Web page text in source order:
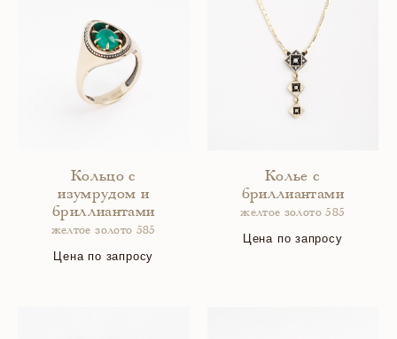
Кольцо с
изумрудом и
бриллиантами
желтое золото 585
Цена по запросу
Колье с
бриллиантами
желтое золото 585
Цена по запросу